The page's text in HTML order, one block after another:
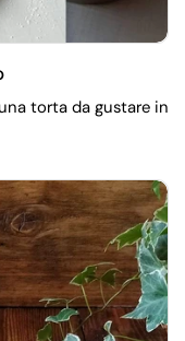
torta da gustare in